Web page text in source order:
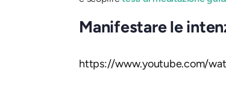
Manifestare le
https://www.youtube.com/